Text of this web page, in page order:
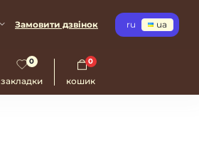
Замовити дзвінок ru ua
закладки
0
кошик
0